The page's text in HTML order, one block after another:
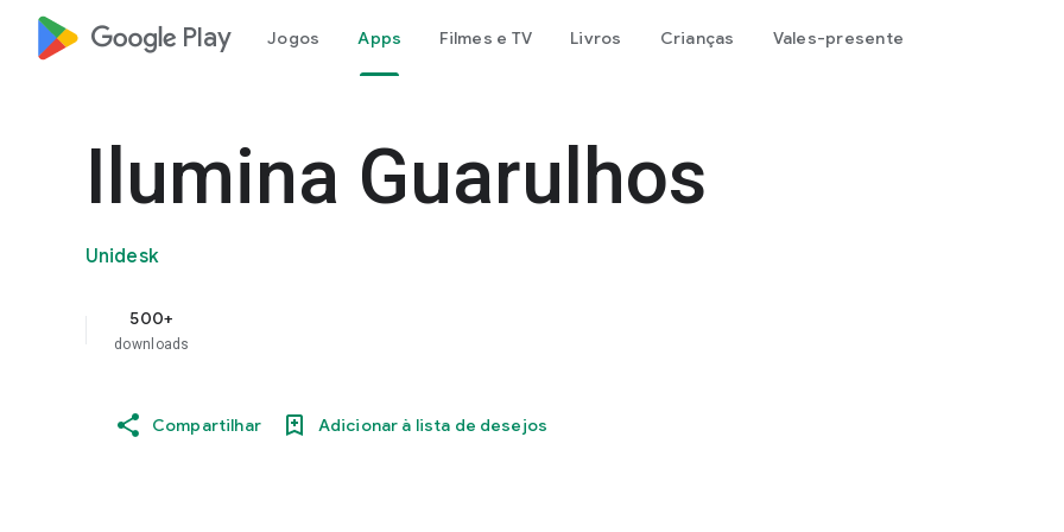
google_logo Play Jogos Apps Filmes e TV Livros Crianças Vales-presente
Ilumina Guarulhos
Unidesk
500+
downloads
Compartilhar Adicionar à lista de desejos